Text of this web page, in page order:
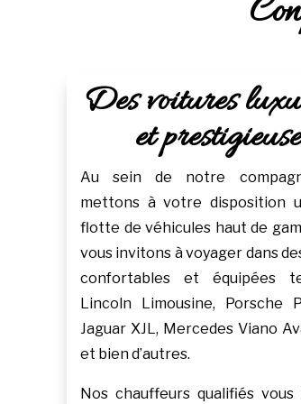
Des voitures
et
Au sein de notre
mettons à votre disposition
flotte de véhicules haut de
vous invitons à voyager dans
confortables et équipées
Lincoln Limousine, Porsche
Jaguar XJL, Mercedes Viano
et bien d’autres.
Nos chauffeurs qualifiés vous